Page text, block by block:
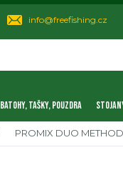
info@freefishing.cz
BATOHY, TAŠKY, POUZDRA
PROMIX DUO